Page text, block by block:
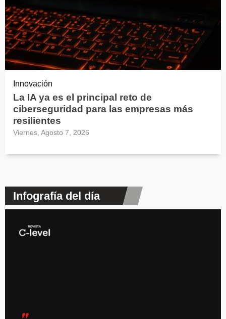
Innovación
La IA ya es el principal reto de
ciberseguridad para las empresas más
resilientes
Viernes, Agosto 7, 2026
Infografía del día